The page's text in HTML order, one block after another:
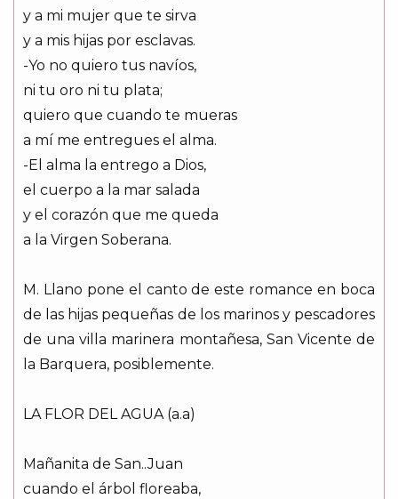
y a mi mujer que te sirva
y a mis hijas por esclavas.
-Yo no quiero tus navíos,
ni tu oro ni tu plata;
quiero que cuando te mueras
a mí me entregues el alma.
-El alma la entrego a Dios,
el cuerpo a la mar salada
y el corazón que me queda
a la Virgen Soberana.
M. Llano pone el canto de este romance en boca
de las hijas pequeñas de los marinos y pescadores
de una villa marinera montañesa, San Vicente de
la Barquera, posiblemente.
LA FLOR DEL AGUA (a.a)
Mañanita de San..Juan
cuando el árbol floreaba,